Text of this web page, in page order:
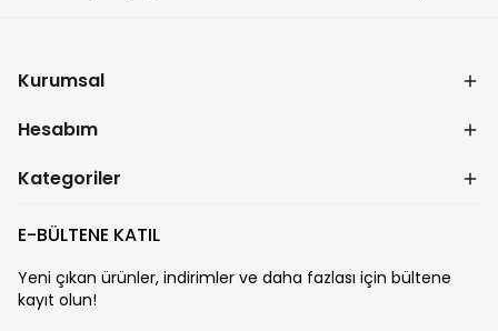
Kurumsal
Hesabım
Kategoriler
E-BÜLTENE KATIL
Yeni çıkan ürünler, indirimler ve daha fazlası için bültene
kayıt olun!